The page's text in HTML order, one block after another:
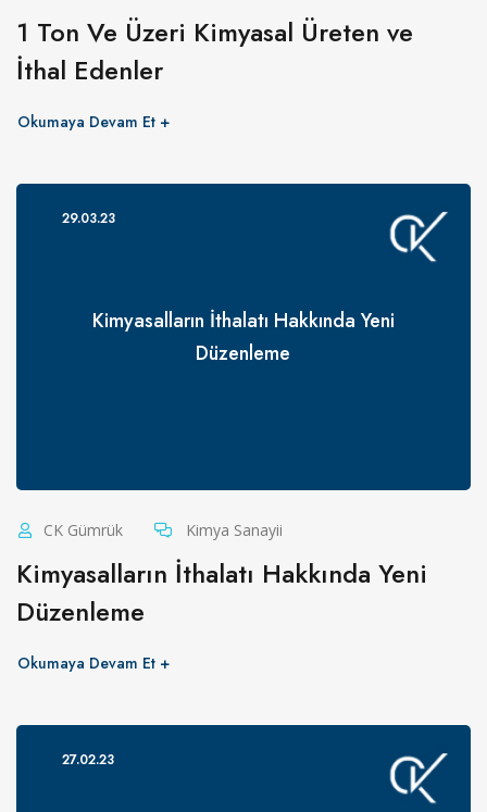
1 Ton Ve Üzeri Kimyasal Üreten ve
İthal Edenler
Okumaya Devam Et
Kimyasalların İthalatı Hakkında Yeni
Düzenleme
29.03.23
CK Gümrük Kimya Sanayii
Kimyasalların İthalatı Hakkında Yeni
Düzenleme
Okumaya Devam Et
27.02.23